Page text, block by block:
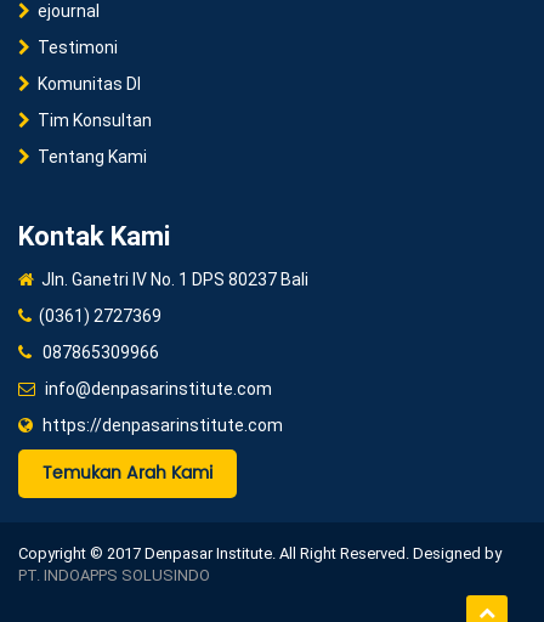
ejournal
Testimoni
Komunitas DI
Tim Konsultan
Tentang Kami
Kontak Kami
Jln. Ganetri IV No. 1 DPS 80237 Bali
(0361) 2727369
087865309966
info@denpasarinstitute.com
https://denpasarinstitute.com
Temukan Arah Kami
Copyright © 2017 Denpasar Institute. All Right Reserved. Designed by
PT. INDOAPPS SOLUSINDO